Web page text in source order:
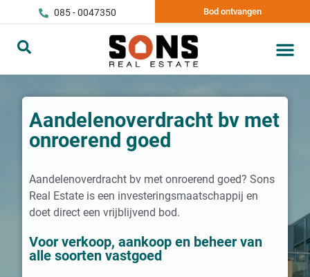
085 - 0047350 Bod ontvangen
Aandelenoverdracht bv met
onroerend goed
Aandelenoverdracht bv met onroerend goed? Sons
Real Estate is een investeringsmaatschappij en
doet direct een vrijblijvend bod.
Voor verkoop, aankoop en beheer van
alle soorten vastgoed